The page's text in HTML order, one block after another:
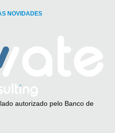
NOVIDADES
autorizado pelo Banco de